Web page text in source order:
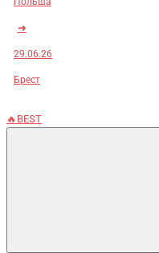
➜
29.06.26
Брест
🔥BEST